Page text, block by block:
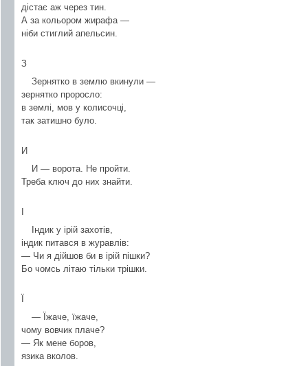
дістає аж через тин.
А за кольором жирафа —
ніби стиглий апельсин.
З
Зернятко в землю вкинули —
зернятко проросло:
в землі, мов у колисочці,
так затишно було.
И
И — ворота. Не пройти.
Треба ключ до них знайти.
Індик у ірій захотів,
індик питався в журавлів:
— Чи я дійшов би в ірій пішки?
Бо чомсь літаю тільки трішки.
— Їжаче, їжаче,
чому вовчик плаче?
— Як мене боров,
язика вколов.